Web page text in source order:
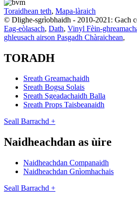
Toraidhean teth, Mapa-làraich
© Dlighe-sgrìobhaidh - 2010-2021: Gach
Eag-eòlasach, Dath, Vinyl Fèin-
ghleusach airson Pasgadh Chàraichean,
TORADH
Sreath Greamachaidh
Sreath Bogsa Solais
Sreath Sgeadachaidh Balla
Sreath Props Taisbeanaidh
Seall Barrachd +
Naidheachdan as ùire
Naidheachdan Companaidh
Naidheachdan Gnìomhachais
Seall Barrachd +